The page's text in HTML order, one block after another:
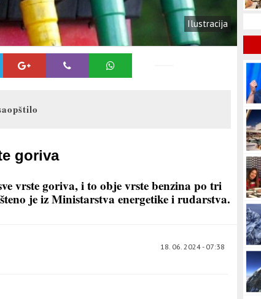
Ilustracija
goriva
vrste goriva, i to obje vrste benzina po tri
je iz Ministarstva energetike i rudarstva.
18. 06. 2024 - 07:38